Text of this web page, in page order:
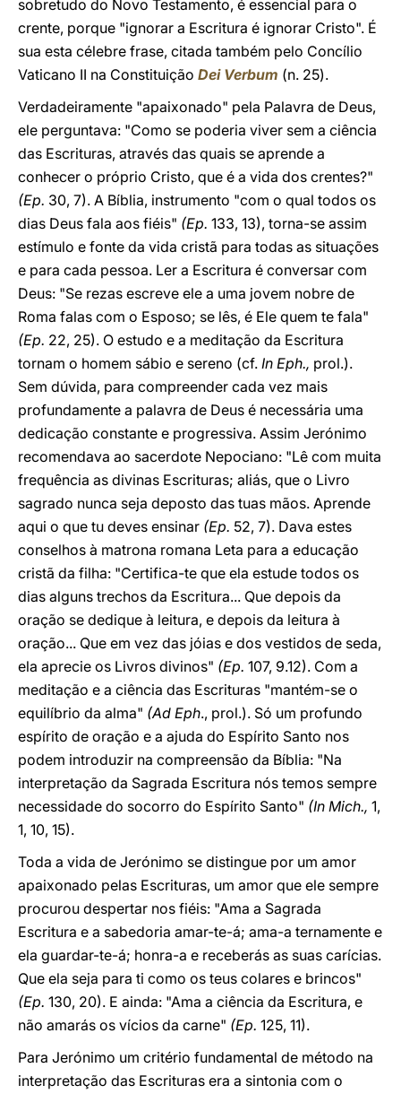
sobretudo do Novo Testamento, é essencial para o
crente, porque "ignorar a Escritura é ignorar Cristo". É
sua esta célebre frase, citada também pelo Concílio
Vaticano II na Constituição Dei Verbum (n. 25).
Verdadeiramente "apaixonado" pela Palavra de Deus,
ele perguntava: "Como se poderia viver sem a ciência
das Escrituras, através das quais se aprende a
conhecer o próprio Cristo, que é a vida dos crentes?"
(Ep. 30, 7). A Bíblia, instrumento "com o qual todos os
dias Deus fala aos fiéis" (Ep. 133, 13), torna-se assim
estímulo e fonte da vida cristã para todas as situações
e para cada pessoa. Ler a Escritura é conversar com
Deus: "Se rezas escreve ele a uma jovem nobre de
Roma falas com o Esposo; se lês, é Ele quem te fala"
(Ep. 22, 25). O estudo e a meditação da Escritura
tornam o homem sábio e sereno (cf. In Eph., prol.).
Sem dúvida, para compreender cada vez mais
profundamente a palavra de Deus é necessária uma
dedicação constante e progressiva. Assim Jerónimo
recomendava ao sacerdote Nepociano: "Lê com muita
frequência as divinas Escrituras; aliás, que o Livro
sagrado nunca seja deposto das tuas mãos. Aprende
aqui o que tu deves ensinar (Ep. 52, 7). Dava estes
conselhos à matrona romana Leta para a educação
cristã da filha: "Certifica-te que ela estude todos os
dias alguns trechos da Escritura... Que depois da
oração se dedique à leitura, e depois da leitura à
oração... Que em vez das jóias e dos vestidos de seda,
ela aprecie os Livros divinos" (Ep. 107, 9.12). Com a
meditação e a ciência das Escrituras "mantém-se o
equilíbrio da alma" (Ad Eph., prol.). Só um profundo
espírito de oração e a ajuda do Espírito Santo nos
podem introduzir na compreensão da Bíblia: "Na
interpretação da Sagrada Escritura nós temos sempre
necessidade do socorro do Espírito Santo" (In Mich., 1,
1, 10, 15).
Toda a vida de Jerónimo se distingue por um amor
apaixonado pelas Escrituras, um amor que ele sempre
procurou despertar nos fiéis: "Ama a Sagrada
Escritura e a sabedoria amar-te-á; ama-a ternamente e
ela guardar-te-á; honra-a e receberás as suas carícias.
Que ela seja para ti como os teus colares e brincos"
(Ep. 130, 20). E ainda: "Ama a ciência da Escritura, e
não amarás os vícios da carne" (Ep. 125, 11).
Para Jerónimo um critério fundamental de método na
interpretação das Escrituras era a sintonia com o